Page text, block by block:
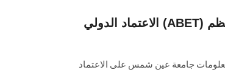
الاعتماد الدولي (ABET) لكلية الحاسبات والمعلومات قسمً نظم
جامعة عين شمس على الاعتماد